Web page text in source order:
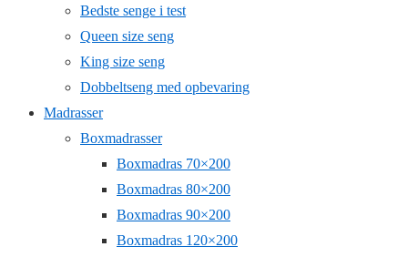
Bedste senge i test
Queen size seng
King size seng
Dobbeltseng med opbevaring
Madrasser
Boxmadrasser
Boxmadras 70×200
Boxmadras 80×200
Boxmadras 90×200
Boxmadras 120×200